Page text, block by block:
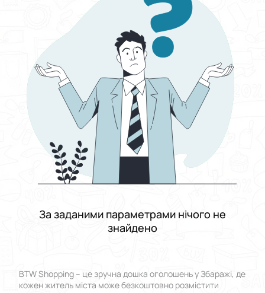
Виберіть групу категорій
Від До
Стан
Застосувати
Скинути все
За заданими параметрами нічого не
знайдено
BTW Shopping – це зручна дошка оголошень у Збаражі, де
кожен житель міста може безкоштовно розмістити